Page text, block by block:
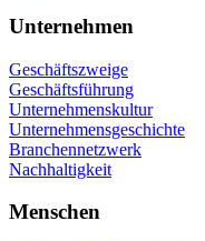
Unternehmen
Geschäftszweige
Geschäftsführung
Unternehmenskultur
Unternehmensgeschichte
Branchennetzwerk
Nachhaltigkeit
Menschen